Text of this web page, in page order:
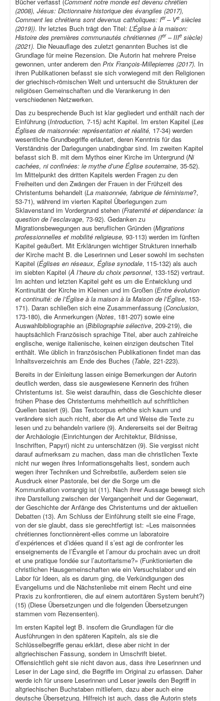
(2008), Jésus: Dictionnaire historique des évangiles (2017),
Comment les chrétiens sont devenus catholiques: Ier– Ve siècles
(2019)). Ihr letztes Buch trägt den Titel: L’Église à la maison:
Histoire des premières communautés chrétiennes (Ier– IIIe siècle)
(2021). Die Neuauflage des zuletzt genannten Buches ist die
Grundlage für meine Rezension. Die Autorin hat mehrere Preise
gewonnen, unter anderem den Prix François-Millepierres (2017). In
ihren Publikationen befasst sie sich vorwiegend mit den Religionen
der griechisch-römischen Welt und untersucht die Strukturen der
religiösen Gemeinschaften und die Verankerung in den
verschiedenen Netzwerken.
Das zu besprechende Buch ist klar gegliedert und enthält nach der
Einführung (Introduction, 7-15) acht Kapitel. Im ersten Kapitel (Les
Églises de maisonnée: représentation et réalité, 17-34) werden
wesentliche Grundbegriffe erläutert, deren Kenntnis für das
Verständnis der Darlegungen unabdingbar sind. Im zweiten Kapitel
befasst sich B. mit dem Mythos einer Kirche im Untergrund (Ni
cachées, ni confinées: le mythe d’une Église souterraine, 35-52).
Im Mittelpunkt des dritten Kapitels werden Fragen zu den
Freiheiten und den Zwängen der Frauen in der Frühzeit des
Christentums behandelt (La maisonnée, fabrique de féminisme?,
53-71), während im vierten Kapitel Überlegungen zum
Sklavenstand im Vordergrund stehen (Fraternité et dépendance: la
question de l’esclavage, 73-92). Gedanken zu
Migrationsbewegungen aus beruflichen Gründen (Migrations
professionnelles et mobilité religieuse, 93-113) werden im fünften
Kapitel geäußert. Mit Erklärungen wichtiger Strukturen innerhalb
der Kirche macht B. die Leserinnen und Leser sowohl im sechsten
Kapitel (Églises en réseaux, Église synodale, 115-132) als auch
im siebten Kapitel (À l’heure du choix personnel, 133-152) vertraut.
Im achten und letzten Kapitel geht es um die Entwicklung und
Kontinuität der Kirche im Kleinen und im Großen (Entre évolution
et continuité: de l’Église à la maison à la Maison de l’Église, 153-
171). Daran schließen sich eine Zusammenfassung (Conclusion,
173-180), die Anmerkungen (Notes, 181-207) sowie eine
Auswahlbibliographie an (Bibliographie sélective, 209-219), die
hauptsächlich Französisch sprachige Titel, aber auch zahlreiche
englische, wenige italienische, keinen einzigen deutschen Titel
enthält. Wie üblich in französischen Publikationen findet man das
Inhaltsverzeichnis am Ende des Buches (Table, 221-223).
Bereits in der Einleitung lassen einige Bemerkungen der Autorin
deutlich werden, dass sie ausgewiesene Kennerin des frühen
Christentums ist. Sie weist daraufhin, dass die Geschichte dieser
frühen Phase des Christentums mehrheitlich auf schriftlichen
Quellen basiert (9). Das Textcorpus erhöhe sich kaum und
verändere sich auch nicht, aber die Art und Weise die Texte zu
lesen und zu behandeln variiere (9). Andererseits sei der Beitrag
der Archäologie (Einrichtungen der Architektur, Bildnisse,
Inschriften, Papyri) nicht zu unterschätzen (9). Sie vergisst nicht
darauf aufmerksam zu machen, dass man die christlichen Texte
nicht nur wegen ihres Informationsgehalts liest, sondern auch
wegen ihrer Techniken und Schreibstile, außerdem seien sie
Ausdruck einer Pastorale, bei der die Sorge um die
Kommunikation vorrangig ist (11). Nach ihrer Aussage bewegt sich
ihre Darstellung zwischen der Vergangenheit und der Gegenwart,
der Geschichte der Anfänge des Christentums und der aktuellen
Debatten (13). Am Schluss der Einführung stellt sie eine Frage,
von der sie glaubt, dass sie gerechtfertigt ist: «Les maisonnées
chrétiennes fonctionnèrent-elles comme un laboratoire
d’expériences et d’idées quand il s’est agi de confronter les
enseignements de l’Évangile et l’amour du prochain avec un droit
et une pratique fondée sur l’autoritarisme?» (Funktionierten die
christlichen Hausgemeinschaften wie ein Versuchslabor und ein
Labor für Ideen, als es darum ging, die Verkündigungen des
Evangeliums und die Nächstenliebe mit einem Recht und eine
Praxis zu konfrontieren, die auf einem autoritären System beruht?)
(15) (Diese Übersetzungen und die folgenden Übersetzungen
stammen vom Rezensenten).
Im ersten Kapitel legt B. insofern die Grundlagen für die
Ausführungen in den späteren Kapiteln, als sie die
Schlüsselbegriffe genau erklärt, diese aber nicht in der
altgriechischen Fassung, sondern in Umschrift bietet.
Offensichtlich geht sie nicht davon aus, dass ihre Leserinnen und
Leser in der Lage sind, die Begriffe im Original zu erfassen. Daher
werde ich für unsere Leserinnen und Leser jeweils den Begriff in
altgriechischen Buchstaben mitliefern, dazu aber auch eine
deutsche Übersetzung. Hilfreich ist auch, dass die Autorin stets